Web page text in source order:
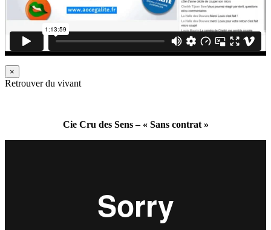
×
Retrouver du vivant
Cie Cru des Sens – « Sans contrat »